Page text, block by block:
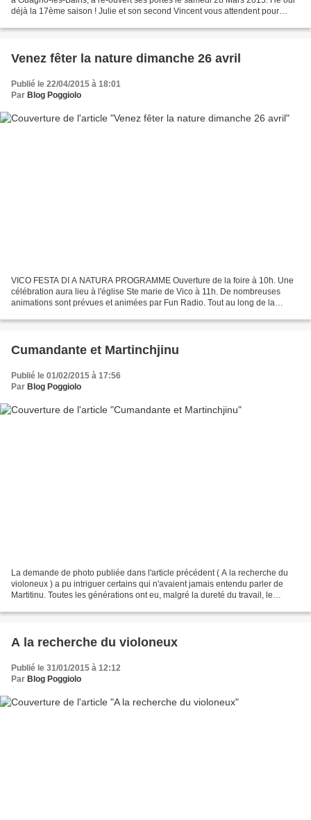
déjà la 17ème saison ! Julie et son second Vincent vous attendent pour
Venez fêter la nature dimanche 26 avril
Publié le 22/04/2015 à 18:01
Par Blog Poggiolo
VICO FESTA DI A NATURA PROGRAMME Ouverture de la foire à 10h. Une
célébration aura lieu à l'église Ste marie de Vico à 11h. De nombreuses
animations sont prévues et animées par Fun Radio. Tout au long de la
Cumandante et Martinchjinu
Publié le 01/02/2015 à 17:56
Par Blog Poggiolo
La demande de photo publiée dans l'article précédent ( A la recherche du
violoneux ) a pu intriguer certains qui n'avaient jamais entendu parler de
Martitinu. Toutes les générations ont eu, malgré la dureté du travail, le
A la recherche du violoneux
Publié le 31/01/2015 à 12:12
Par Blog Poggiolo